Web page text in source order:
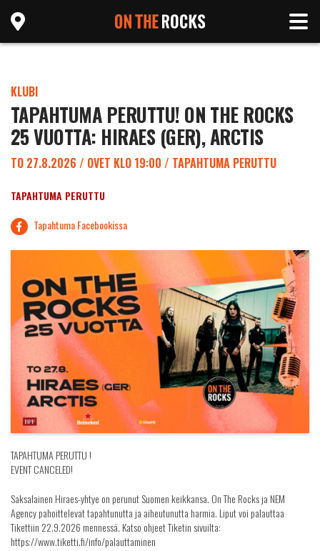
KLUBI
TAPAHTUMA PERUTTU! ON THE ROCKS
25 VUOTTA: HIRAES (GER), ARCTIS
TO 27.8.2026 / OVET KLO 19:00 / TAPAHTUMA PERUTTU
TAPAHTUMA PERUTTU
Tapahtuma Facebookissa
TAPAHTUMA PERUTTU !
EVENT CANCELED!
Saksalainen Hiraes-yhtye on perunut Suomen keikkansa. On The Rocks ja NEM
Agency pahoittelevat tapahtunutta ja aiheutunutta harmia. Liput voi palauttaa
Tikettiin 22.9.2026 mennessä. Katso ohjeet Tiketin sivuilta:
https://www.tiketti.fi/info/palauttaminen